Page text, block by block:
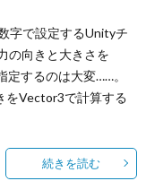
字で設定するUnityチ
の向きと大きさを
するのは大変……。
をVector3で計算する
続きを読む